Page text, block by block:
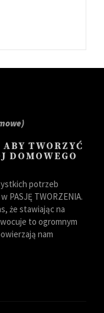
TWORZYĆ
DOMOWEGO
potrzeb
PASJĘ TWORZENIA.
że stawiając na
to ogromnym
nam